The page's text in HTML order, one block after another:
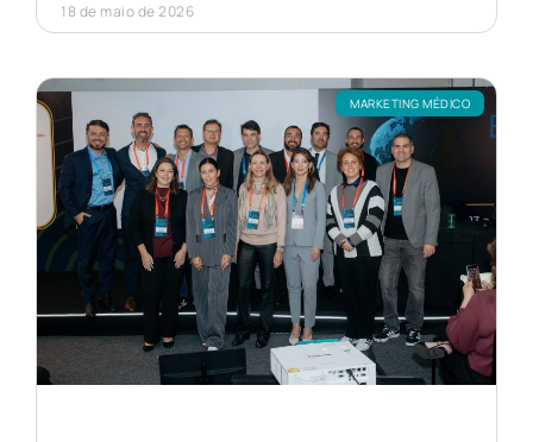
18 de maio de 2026
MARKETING MÉDICO